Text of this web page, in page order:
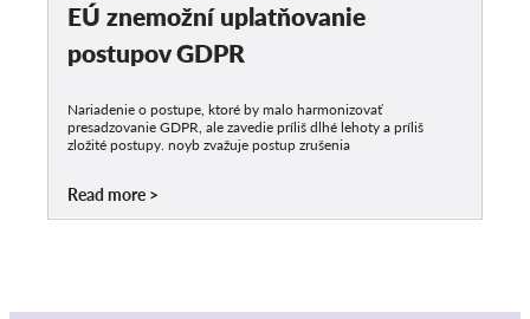
EÚ znemožní uplatňovanie
postupov GDPR
Nariadenie o postupe, ktoré by malo harmonizovať
presadzovanie GDPR, ale zavedie príliš dlhé lehoty a príliš
zložité postupy. noyb zvažuje postup zrušenia
Read more